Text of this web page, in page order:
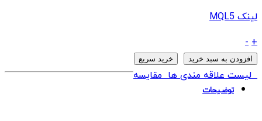
لینک MQL5
ربات
Yarukami
Mnukakashi
+
-
افزودن به سبد خرید خرید سریع
لیست علاقه مندی هامقایسه
توضیحات